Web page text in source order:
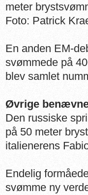
meter
Foto: Patrick
En anden EM-
svømmede på
blev samlet
Øvrige
Den russiske
på 50 meter
italienerens
Endelig
svømme ny